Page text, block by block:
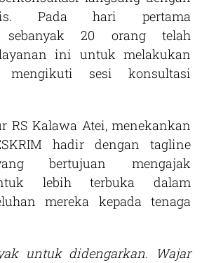
Pada hari pertama
sebanyak 20 orang telah
ini untuk melakukan
sesi konsultasi
RS Kalawa Atei, menekankan
hadir dengan tagline
bertujuan mengajak
lebih terbuka dalam
mereka kepada tenaga
untuk didengarkan. Wajar